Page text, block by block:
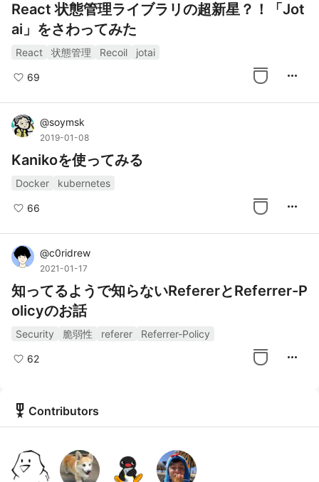
React 状態管理ライブラリの超新星？！「Jot
ai」をさわってみた
React 状態管理 Recoil jotai
69 more_horiz
@soymsk
2019-01-08
Kanikoを使ってみる
Docker kubernetes
66 more_horiz
@c0ridrew
2021-01-17
知ってるようで知らないRefererとReferrer-P
olicyのお話
Security 脆弱性 referer Referrer-Policy
62 more_horiz
military_tech Contributors